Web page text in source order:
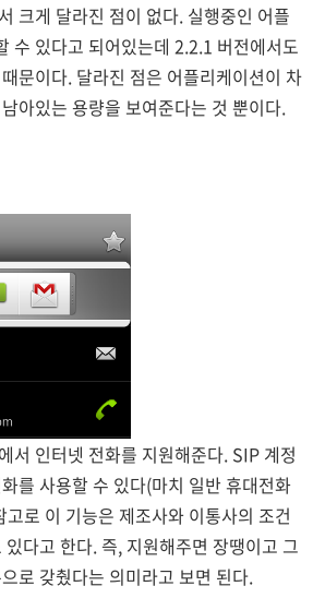
크게 달라진 점이 없다. 실행중인 어플
수 있다고 되어있는데 2.2.1 버전에서도
문이다. 달라진 점은 어플리케이션이 차
아있는 용량을 보여준다는 것 뿐이다.
서 인터넷 전화를 지원해준다. SIP 계정
를 사용할 수 있다(마치 일반 휴대전화
로 이 기능은 제조사와 이통사의 조건
다고 한다. 즉, 지원해주면 장땡이고 그
로 갖췄다는 의미라고 보면 된다.